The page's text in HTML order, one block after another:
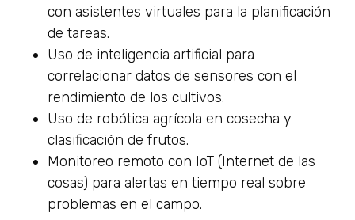
con asistentes virtuales para la planificación
de tareas.
Uso de inteligencia artificial para
correlacionar datos de sensores con el
rendimiento de los cultivos.
Uso de robótica agrícola en cosecha y
clasificación de frutos.
Monitoreo remoto con IoT (Internet de las
cosas) para alertas en tiempo real sobre
problemas en el campo.